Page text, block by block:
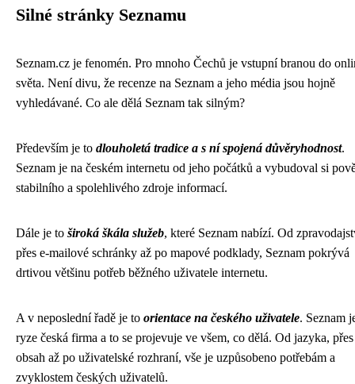
Silné stránky Seznamu
Seznam.cz je fenomén. Pro mnoho Čechů je vstupní branou do
světa. Není divu, že recenze na Seznam a jeho média jsou hojně
vyhledávané. Co ale dělá Seznam tak silným?
Především je to dlouholetá tradice a s ní spojená důvěryhodnost.
Seznam je na českém internetu od jeho počátků a vybudoval si
stabilního a spolehlivého zdroje informací.
Dále je to široká škála služeb, které Seznam nabízí. Od
přes e-mailové schránky až po mapové podklady, Seznam pokrývá
drtivou většinu potřeb běžného uživatele internetu.
A v neposlední řadě je to orientace na českého uživatele. Seznam
ryze česká firma a to se projevuje ve všem, co dělá. Od jazyka, přes
obsah až po uživatelské rozhraní, vše je uzpůsobeno potřebám a
zvyklostem českých uživatelů.